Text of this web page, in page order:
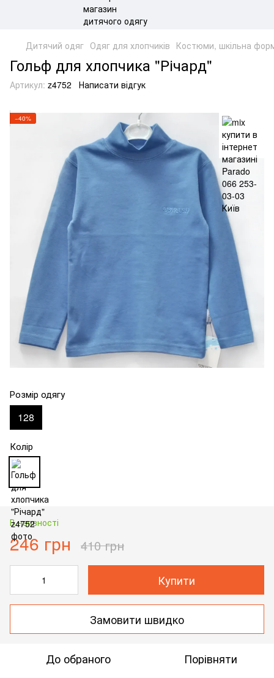
Дитячий одяг Одяг для хлопчиків Костюми, шкільна
Гольф для хлопчика "Річард"
Артикул: z4752 Написати відгук
−40%
Розмір одягу
128
Колір
В наявності
246 грн 410 грн
Купити
Замовити швидко
До обраного Порівняти